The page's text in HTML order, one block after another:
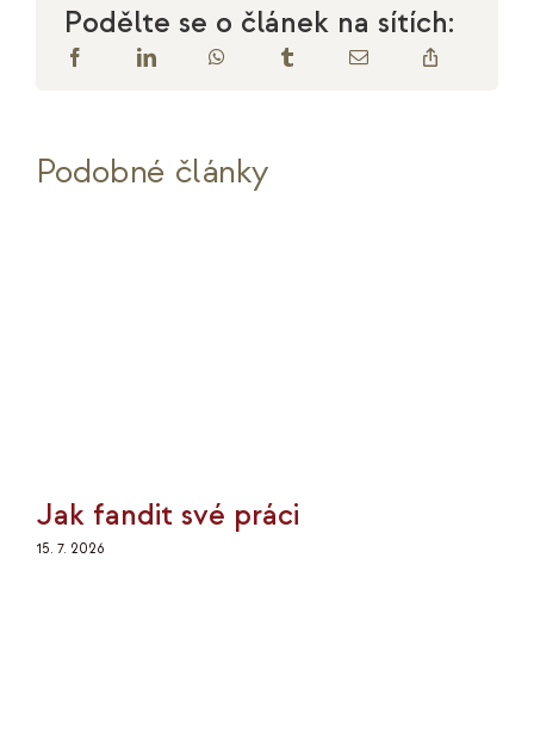
Podělte se o článek na sítích:
Podobné články
Jak fandit své práci
15. 7. 2026